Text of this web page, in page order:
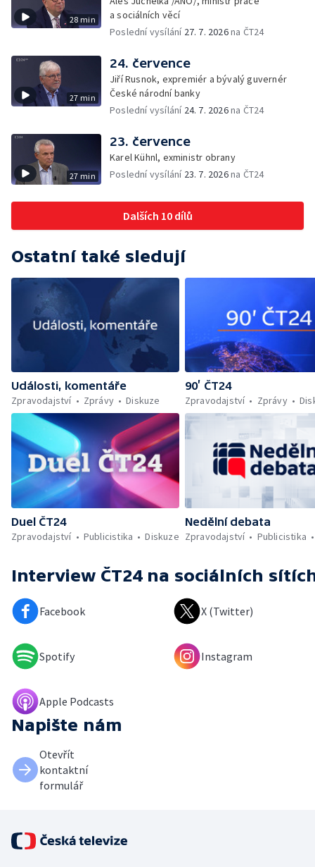
28 min
a sociálních věcí
Poslední vysílání 27. 7. 2026na ČT24
27 min
24. července
Jiří Rusnok, expremiér a bývalý guvernér
České národní banky
Poslední vysílání 24. 7. 2026na ČT24
27 min
23. července
Karel Kühnl, exministr obrany
Poslední vysílání 23. 7. 2026na ČT24
Dalších 10 dílů
Ostatní také sledují
Události, komentáře
Zpravodajství
Zprávy Diskuze
90’ ČT24
Zpravodajství
Zprávy
Duel ČT24
Zpravodajství
Publicistika Diskuze
Nedělní debata
Zpravodajství
Publicistika
Interview ČT24 na sociálních
Facebook X (Twitter)
Spotify Instagram
Apple Podcasts
Napište nám
Otevřít
kontaktní
formulář